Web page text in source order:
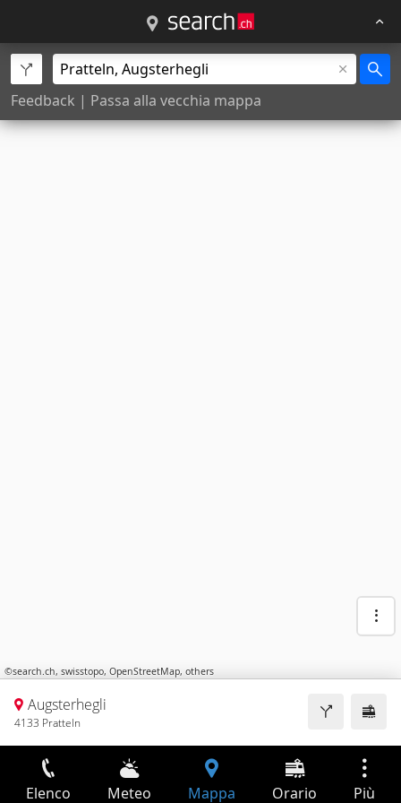
Feedback | Passa alla vecchia mappa
©search.ch, swisstopo, OpenStreetMap, others
Augsterhegli
4133 Pratteln
Elenco Meteo Mappa Orario Più